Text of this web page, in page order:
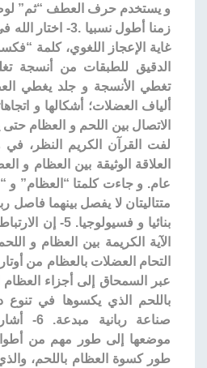
و يستخدم حرف العطف “ثم”
زمنا أطول نسبيا .3-
غاية الإعجاز اللغوي، كلمة
الدقيق للطبقات من أنسجة
تغطي الأنسجة و جلد يغطي
ألياف العضلات؛ أشكالها و
لفت القرآن الكريم النظر، في
العلاقة الوثيقة بين العظام و
عام. و جاءت كلمتا “العظام” و
متتاليتان لا يفصل بينهما فاصل
بنائيا و
الآية الكريمة بين العظام و
التحام العضلات بالعظام من
عبر السمحاق إلى أجزاء العظام
باللحم الذي يكسوها في
صناعة
موضعها إلى طور مهم من
طور كسوة العظام باللحم،